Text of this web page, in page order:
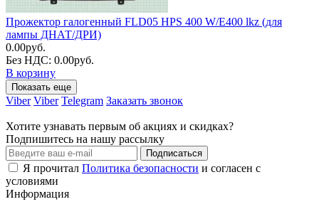
Прожектор галогенный FLD05 HPS 400 W/E400 lkz (для
лампы ДНАТ/ДРИ)
0.00руб.
Без НДС: 0.00руб.
В корзину
Показать еще
Viber Viber Telegram Заказать звонок
Хотите узнавать первым об акциях и скидках?
Подпишитесь на нашу рассылку
Подписаться
Я прочитал Политика безопасности и согласен с
условиями
Информация